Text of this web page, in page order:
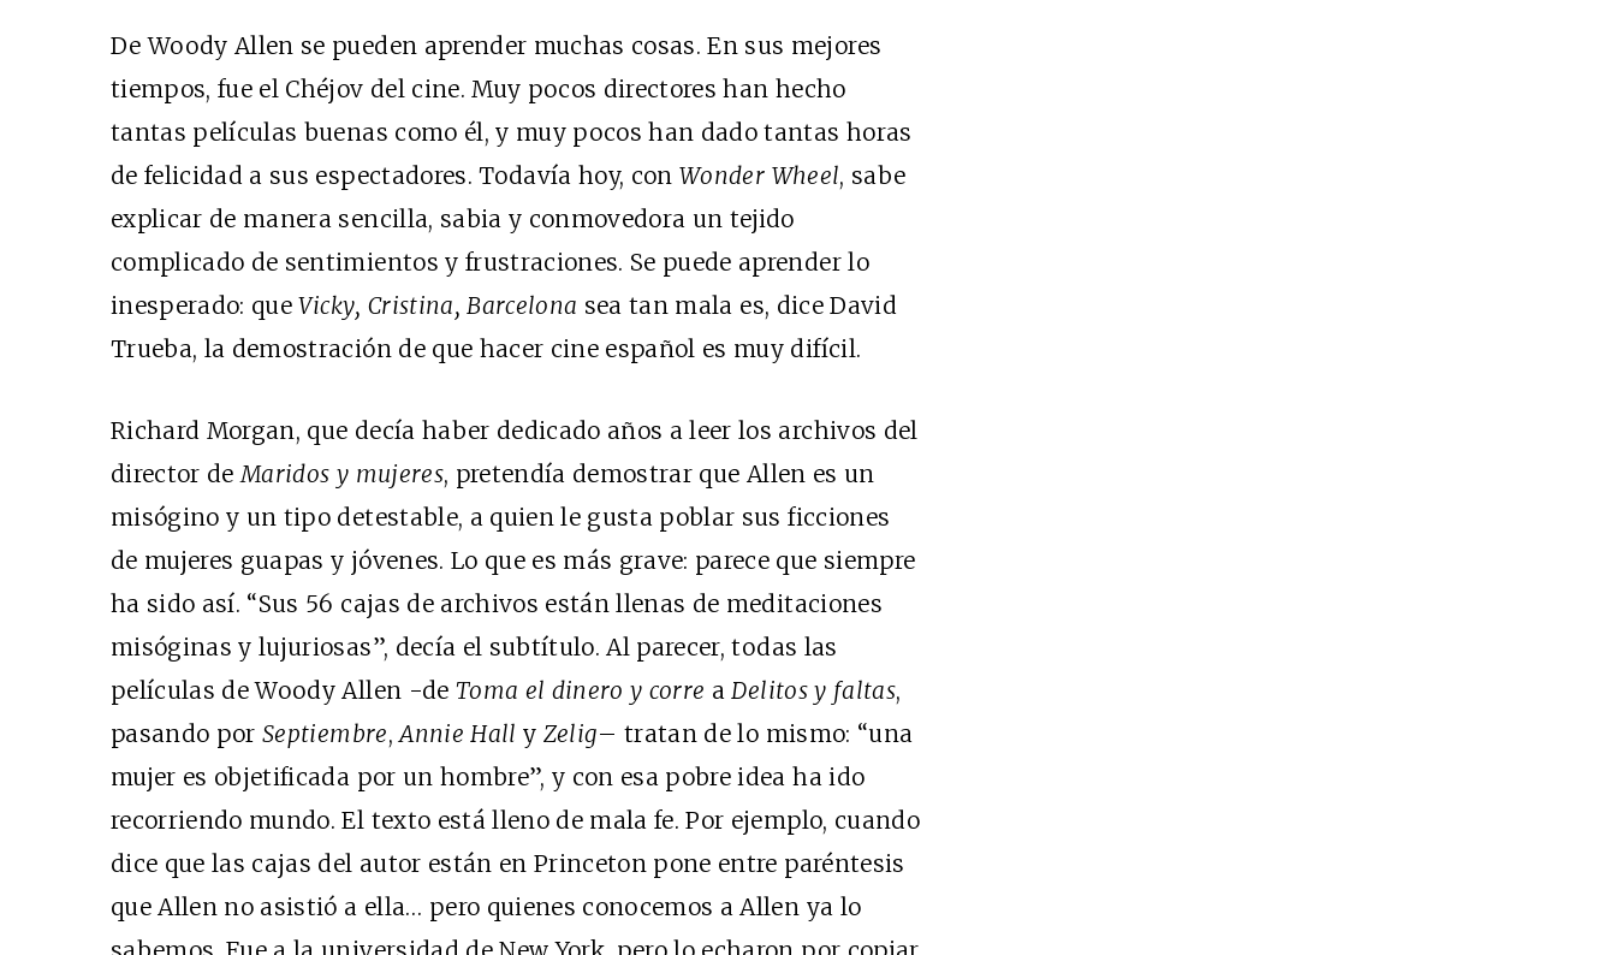
De Woody Allen se pueden aprender muchas cosas. En sus mejores
tiempos, fue el Chéjov del cine. Muy pocos directores han hecho
tantas películas buenas como él, y muy pocos han dado tantas horas
de felicidad a sus espectadores. Todavía hoy, conWonder Wheel, sabe
explicar de manera sencilla, sabia y conmovedora un tejido
complicado de sentimientos y frustraciones. Se puede aprender lo
inesperado: queVicky, Cristina, Barcelona sea tan mala es, dice David
Trueba, la demostración de que hacer cine español es muy difícil.
Richard Morgan, que decía haber dedicado años a leer los archivos del
director deMaridos y mujeres, pretendía demostrar que Allen es un
misógino y un tipo detestable, a quien le gusta poblar sus ficciones
de mujeres guapas y jóvenes. Lo que es más grave: parece que siempre
ha sido así. “Sus 56 cajas de archivos están llenas de meditaciones
misóginas y lujuriosas”, decía el subtítulo. Al parecer, todas las
películas de Woody Allen -de Toma el dinero y corre aDelitos y faltas,
pasando porSeptiembre,Annie Hall y Zelig– tratan de lo mismo: “una
mujer es objetificada por un hombre”, y con esa pobre idea ha ido
recorriendo mundo. El texto está lleno de mala fe. Por ejemplo, cuando
dice que las cajas del autor están en Princeton pone entre paréntesis
que Allen no asistió a ella… pero quienes conocemos a Allen ya lo